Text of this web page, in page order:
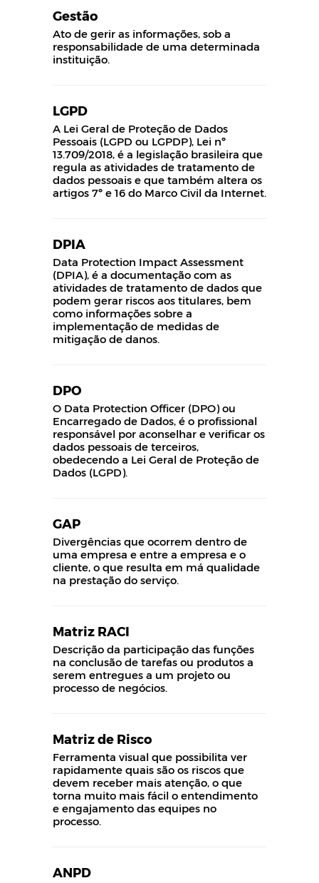
Gestão
Ato de gerir as informações, sob a
responsabilidade de uma determinada
instituição.
LGPD
A Lei Geral de Proteção de Dados
Pessoais (LGPD ou LGPDP), Lei nº
13.709/2018, é a legislação brasileira que
regula as atividades de tratamento de
dados pessoais e que também altera os
artigos 7º e 16 do Marco Civil da Internet.
DPIA
Data Protection Impact Assessment
(DPIA), é a documentação com as
atividades de tratamento de dados que
podem gerar riscos aos titulares, bem
como informações sobre a
implementação de medidas de
mitigação de danos.
DPO
O Data Protection Officer (DPO) ou
Encarregado de Dados, é o profissional
responsável por aconselhar e verificar os
dados pessoais de terceiros,
obedecendo a Lei Geral de Proteção de
Dados (LGPD).
GAP
Divergências que ocorrem dentro de
uma empresa e entre a empresa e o
cliente, o que resulta em má qualidade
na prestação do serviço.
Matriz RACI
Descrição da participação das funções
na conclusão de tarefas ou produtos a
serem entregues a um projeto ou
processo de negócios.
Matriz de Risco
Ferramenta visual que possibilita ver
rapidamente quais são os riscos que
devem receber mais atenção, o que
torna muito mais fácil o entendimento
e engajamento das equipes no
processo.
ANPD